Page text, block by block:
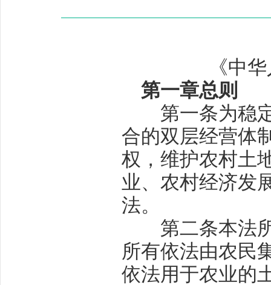
《中
第一章总则
第一条为稳
合的双层经营体
权，维护农村
业、农村经济发
法。
第二条本法
所有依法由农民
依法用于农业的